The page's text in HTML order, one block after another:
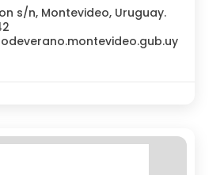
s/n, Montevideo, Uruguay.